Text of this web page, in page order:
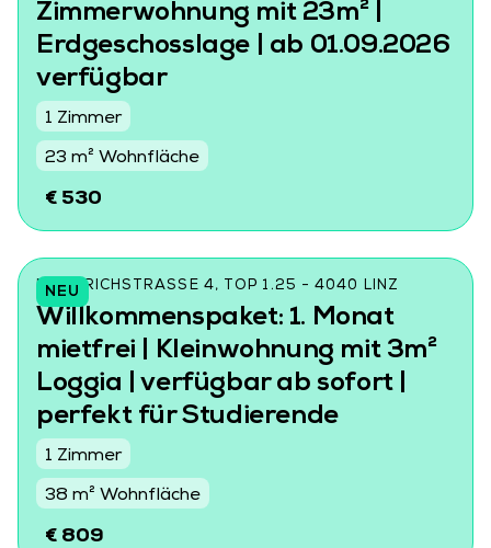
Zimmerwohnung mit 23m² |
Erdgeschosslage | ab 01.09.2026
verfügbar
1 Zimmer
23 m² Wohnfläche
€ 530
NEU
FRIEDRICHSTRASSE 4, TOP 1.25 - 4040 LINZ
Willkommenspaket: 1. Monat
mietfrei | Kleinwohnung mit 3m²
Loggia | verfügbar ab sofort |
perfekt für Studierende
1 Zimmer
38 m² Wohnfläche
€ 809